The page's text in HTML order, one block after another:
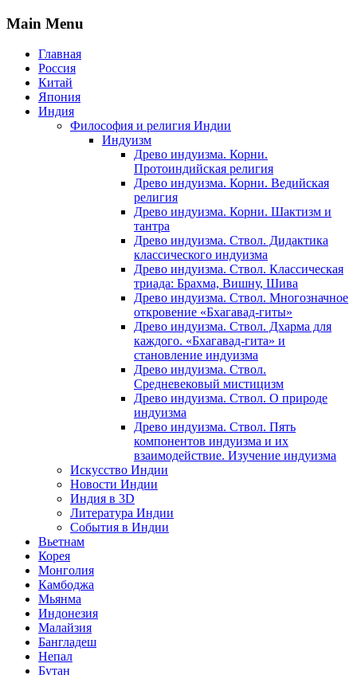
Main Menu
Главная
Россия
Китай
Япония
Индия
Философия и религия Индии
Индуизм
Древо индуизма. Корни.
Протоиндийская религия
Древо индуизма. Корни. Ведийская
религия
Древо индуизма. Корни. Шактизм и
тантра
Древо индуизма. Ствол. Дидактика
классического индуизма
Древо индуизма. Ствол. Классическая
триада: Брахма, Вишну, Шива
Древо индуизма. Ствол. Многозначное
откровение «Бхагавад-гиты»
Древо индуизма. Ствол. Дхарма для
каждого. «Бхагавад-гита» и
становление индуизма
Древо индуизма. Ствол.
Средневековый мистицизм
Древо индуизма. Ствол. О природе
индуизма
Древо индуизма. Ствол. Пять
компонентов индуизма и их
взаимодействие. Изучение индуизма
Искусство Индии
Новости Индии
Индия в 3D
Литература Индии
События в Индии
Вьетнам
Корея
Монголия
Камбоджа
Мьянма
Индонезия
Малайзия
Бангладеш
Непал
Бутан